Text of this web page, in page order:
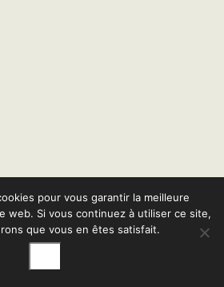
pour vous garantir la meilleure
web. Si vous continuez à utiliser ce site,
que vous en êtes satisfait.